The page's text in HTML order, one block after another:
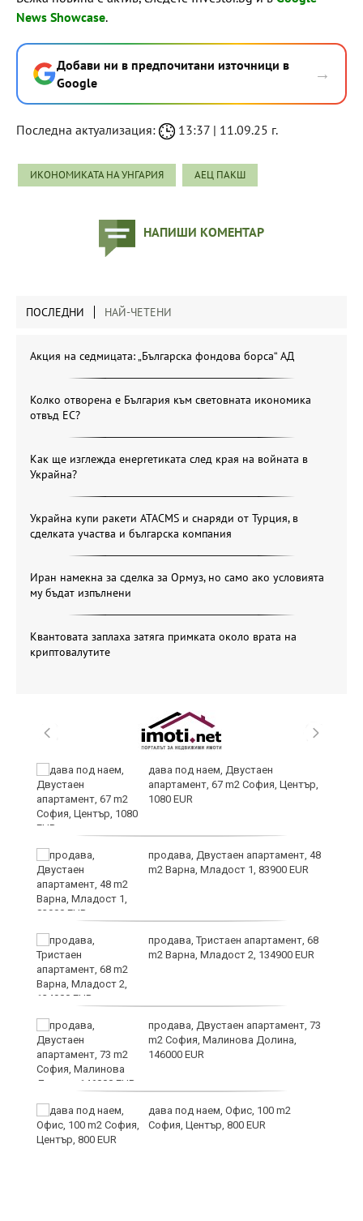
News Showcase.
Добави ни в предпочитани източници в
Google
→
Последна актуализация: 13:37 | 11.09.25 г.
ИКОНОМИКАТА НА УНГАРИЯ АЕЦ ПАКШ
НАПИШИ КОМЕНТАР
ПОСЛЕДНИ НАЙ-ЧЕТЕНИ
Акция на седмицата: „Българска фондова борса“ АД
Колко отворена е България към световната икономика
отвъд ЕС?
Как ще изглежда енергетиката след края на войната в
Украйна?
Украйна купи ракети ATACMS и снаряди от Турция, в
сделката участва и българска компания
Иран намекна за сделка за Ормуз, но само ако условията
му бъдат изпълнени
Квантовата заплаха затяга примката около врата на
криптовалутите
дава под наем, Двустаен
апартамент, 67 m2 София, Център,
1080 EUR
продава, Двустаен апартамент, 48
m2 Варна, Младост 1, 83900 EUR
продава, Тристаен апартамент, 68
m2 Варна, Младост 2, 134900 EUR
продава, Двустаен апартамент, 73
m2 София, Малинова Долина,
146000 EUR
дава под наем, Офис, 100 m2
София, Център, 800 EUR